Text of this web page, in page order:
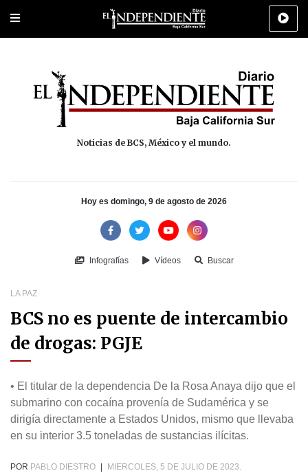
Portada Los Cabos Policiaca Deportes Cultura
Noticias de BCS, México y el mundo.
Hoy es domingo, 9 de agosto de 2026
Infografías Vídeos Buscar
LA PAZ
BCS no es puente de intercambio
de drogas: PGJE
• El titular de la dependencia De la Rosa Anaya dijo que el
submarino con cocaína provenía de Sudamérica y se
dirigía directamente a Estados Unidos, mismo que llevaba
en su interior 3.5 toneladas de sustancias ilícitas.
POR PABLO DIESTRO MIERCOLES, 5 DE JULIO DE 2023.